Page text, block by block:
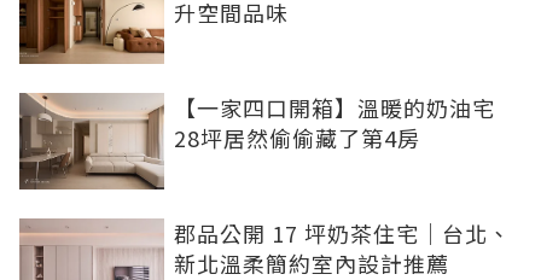
升空間品味
【一家四口開箱】溫暖的奶油宅
28坪居然偷偷藏了第4房
郡品公開 17 坪奶茶住宅｜台北、
新北溫柔簡約室內設計推薦